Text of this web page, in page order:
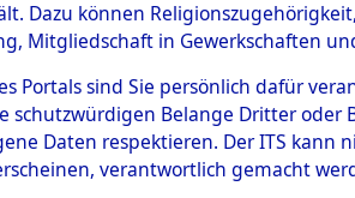
Dazu können
Mitgliedschaft in Gewerkschaften
Portals sind Sie persönlich dafür
schutzwürdigen Belange Dritter
Daten respektieren. Der ITS
verantwortlich gemacht